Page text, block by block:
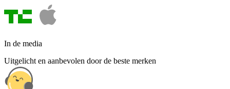
In de media
Uitgelicht en aanbevolen door de beste merken